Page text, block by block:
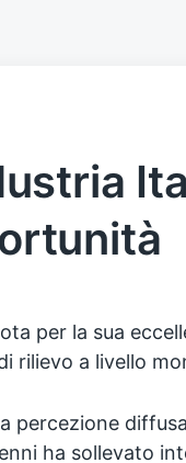
per la sua
rilievo a livello
percezione
ha sollevato